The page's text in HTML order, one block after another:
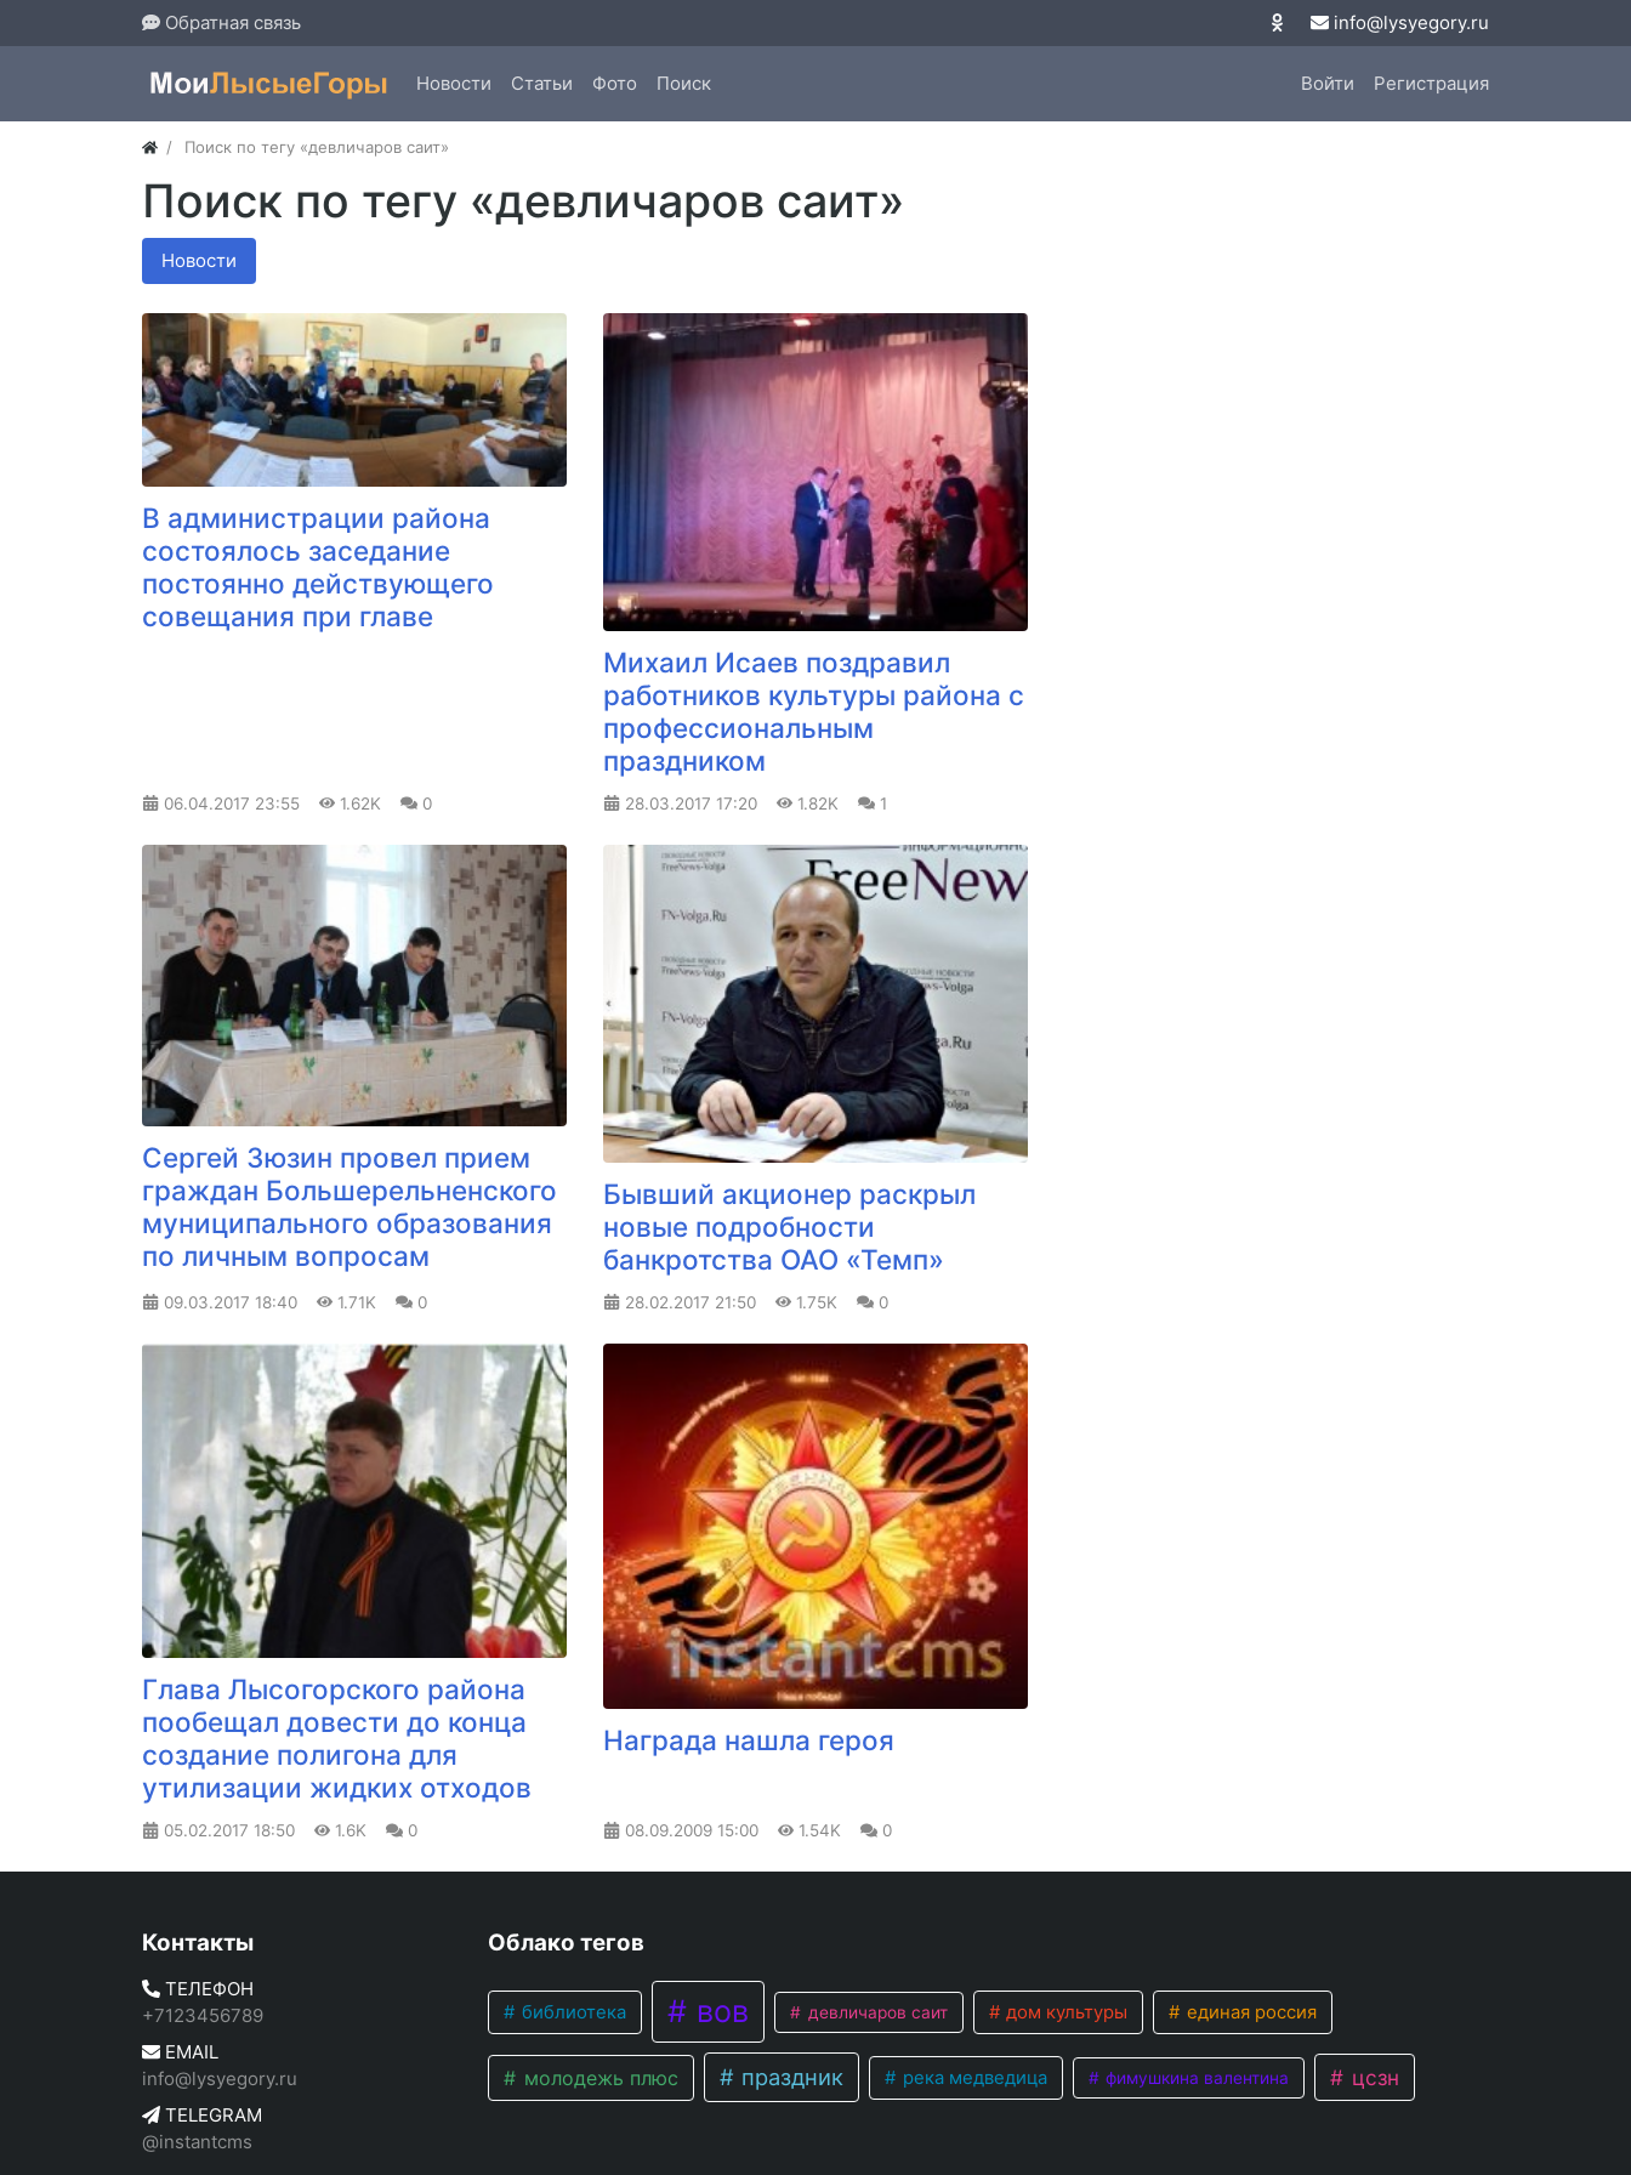
Обратная связь info@lysyegory.ru
Новости Статьи Фото Поиск Войти Регистрация
Поиск по тегу «девличаров саит»
Поиск по тегу «девличаров саит»
Новости
В администрации района
состоялось заседание
постоянно действующего
совещания при главе
06.04.2017 23:55 1.62K 0
Михаил Исаев поздравил
работников культуры района с
профессиональным
праздником
28.03.2017 17:20 1.82K 1
Сергей Зюзин провел прием
граждан Большерельненского
муниципального образования
по личным вопросам
09.03.2017 18:40 1.71K 0
Бывший акционер раскрыл
новые подробности
банкротства ОАО «Темп»
28.02.2017 21:50 1.75K 0
Глава Лысогорского района
пообещал довести до конца
создание полигона для
утилизации жидких отходов
05.02.2017 18:50 1.6K 0
Награда нашла героя
08.09.2009 15:00 1.54K 0
Контакты
ТЕЛЕФОН
+7123456789
EMAIL
info@lysyegory.ru
TELEGRAM
@instantcms
Облако тегов
библиотека вов девличаров саит дом культуры единая россия
молодежь плюс праздник река медведица фимушкина валентина цсзн